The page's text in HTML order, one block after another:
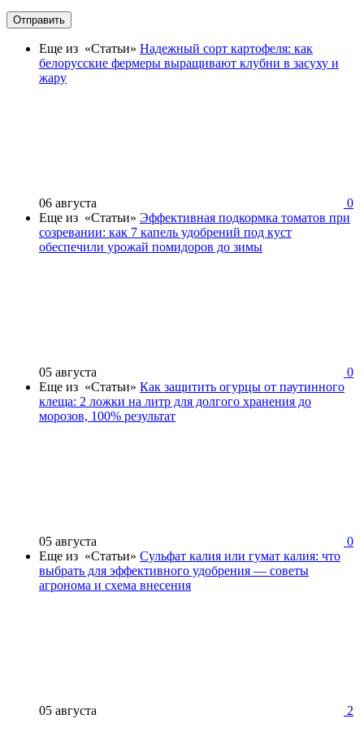
Отправить
Еще из «Статьи» Надежный сорт картофеля: как
белорусские фермеры выращивают клубни в засуху и
жару
06 августа
0
Еще из «Статьи» Эффективная подкормка томатов при
созревании: как 7 капель удобрений под куст
обеспечили урожай помидоров до зимы
05 августа
0
Еще из «Статьи» Как защитить огурцы от паутинного
клеща: 2 ложки на литр для долгого хранения до
морозов, 100% результат
05 августа
0
Еще из «Статьи» Сульфат калия или гумат калия: что
выбрать для эффективного удобрения — советы
агронома и схема внесения
05 августа
2